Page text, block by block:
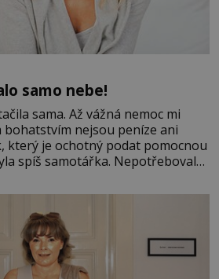
samo nebe!
sama. Až vážná nemoc mi
bohatstvím nejsou peníze ani
který je ochotný podat pomocnou
spíš samotářka. Nepotřebovala
klid. Hned po studiích jsem